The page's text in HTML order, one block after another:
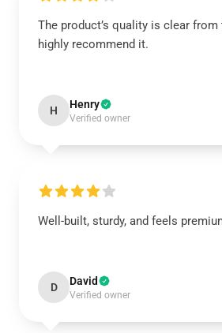
The product’s quality is clear from
highly recommend it.
H Henry
Verified owner
Well-built, sturdy, and feels
D David
Verified owner